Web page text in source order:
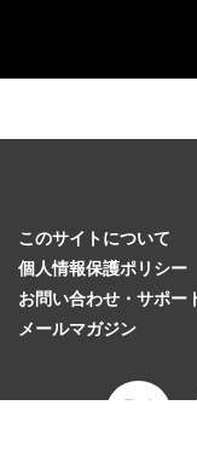
このサイトについて
個人情報保護ポリシー
お問い合わせ・サポー
メールマガジン